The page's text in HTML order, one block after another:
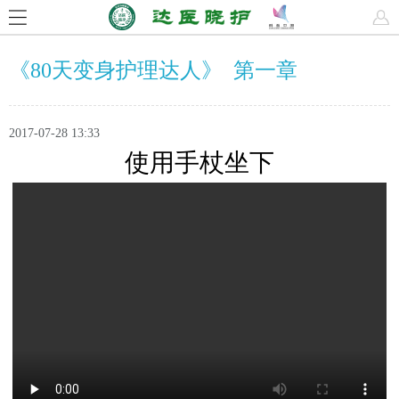
《80天变身护理达人》 第一章
2017-07-28 13:33
使用手杖坐下